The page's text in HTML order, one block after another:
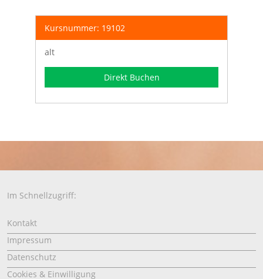
Kursnummer: 19102
alt
Direkt Buchen
Im Schnellzugriff:
Kontakt
Impressum
Datenschutz
Cookies & Einwilligung